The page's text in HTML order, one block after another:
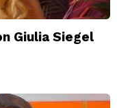
Giulia Siegel